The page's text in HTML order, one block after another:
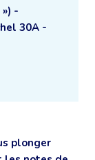
-
30A -
plonger